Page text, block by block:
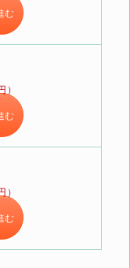
む
）
む
）
む